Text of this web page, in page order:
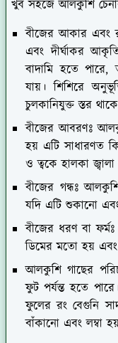
খুব সহজে আলকুশি
বীজের আকার এবং
এবং দীর্ঘাকর
বাদামি হতে পারে,
যায়। শিশিরে
চুলকানিযুক্ত স্তর
বীজের আবরণঃ
হয় এটি সাধারণত
ও ত্বকে হালকা
বীজের গন্ধঃ
যদি এটি শুকানো
বীজের ধরণ বা
ডিমের মতো হয় এবং
আলকুশি গাছের
ফুট পর্যন্ত হতে
ফুলের রং বেগুনি
বাঁকানো এবং লম্বা